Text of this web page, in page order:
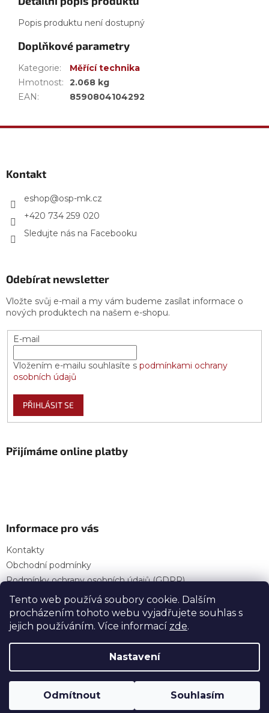
Tento web používá soubory cookie. Dalším
procházením tohoto webu vyjadřujete souhlas s
jejich používáním. Více informací zde.
Nastavení
Odmítnout Souhlasím
Popis produktu není dostupný
Doplňkové parametry
Kategorie:
Měřící technika
Hmotnost:
2.068 kg
EAN: 8590804104292
Kontakt
eshop@osp-mk.cz
+420 734 259 020
Sledujte nás na Facebooku
Odebírat newsletter
Vložte svůj e-mail a my vám budeme zasílat informace o
nových produktech na našem e-shopu.
E-mail
Vložením e-mailu souhlasíte s podmínkami ochrany
osobních údajů
PŘIHLÁSIT SE
Přijímáme online platby
Informace pro vás
Kontakty
Obchodní podmínky
Podmínky ochrany osobních údajů (GDPR)
Provozní doba
Copyright 2026OSP Stavebniny — E-shop | Vše
pro vaši stavbu
. Všechna práva vyhrazena.